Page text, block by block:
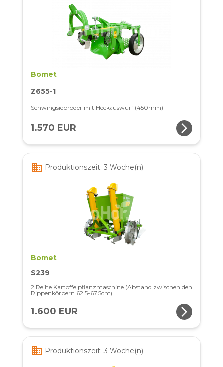
Bomet
Z655-1
Schwingsiebroder mit Heckauswurf (450mm)
1.570 EUR arrow_forward_ios
business Produktionszeit: 3 Woche(n)
Bomet
S239
2 Reihe Kartoffelpflanzmaschine (Abstand zwischen den
Rippenkörpern 62.5-67.5cm)
1.600 EUR arrow_forward_ios
business Produktionszeit: 3 Woche(n)